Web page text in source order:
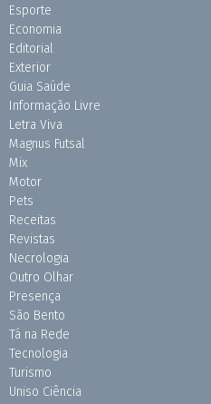
Esporte
Economia
Editorial
Exterior
Guia Saúde
Informação Livre
Letra Viva
Magnus Futsal
Mix
Motor
Pets
Receitas
Revistas
Necrologia
Outro Olhar
Presença
São Bento
Tá na Rede
Tecnologia
Turismo
Uniso Ciência